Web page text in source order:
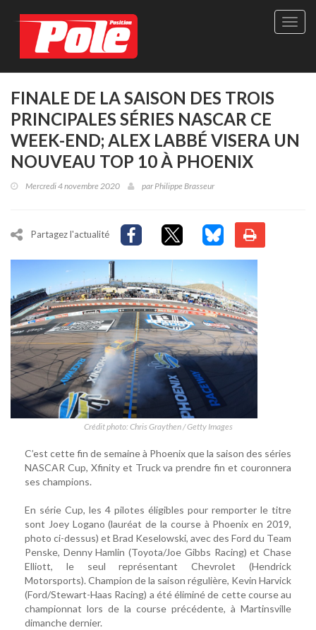
Site
seul
FINALE DE LA SAISON DES TROIS
PRINCIPALES SÉRIES NASCAR CE
WEEK-END; ALEX LABBÉ VISERA UN
NOUVEAU TOP 10 À PHOENIX
Mercredi 4 novembre 2020 parPhilippe Brasseur
Partagez l'actualité
Crédit photo: Chris Graythen / Getty Images
C’est cette fin de semaine à Phoenix que la saison des séries
NASCAR Cup, Xfinity et Truck va prendre fin et couronnera
ses champions.
En série Cup, les 4 pilotes éligibles pour remporter le titre
sont Joey Logano (lauréat de la course à Phoenix en 2019,
photo ci-dessus) et Brad Keselowski, avec des Ford du Team
Penske, Denny Hamlin (Toyota/Joe Gibbs Racing) et Chase
Elliott, le seul représentant Chevrolet (Hendrick
Motorsports). Champion de la saison régulière, Kevin Harvick
(Ford/Stewart-Haas Racing) a été éliminé de cette course au
championnat lors de la course précédente, à Martinsville
dimanche dernier.